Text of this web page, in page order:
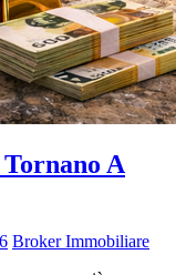
A
Broker Immobiliare